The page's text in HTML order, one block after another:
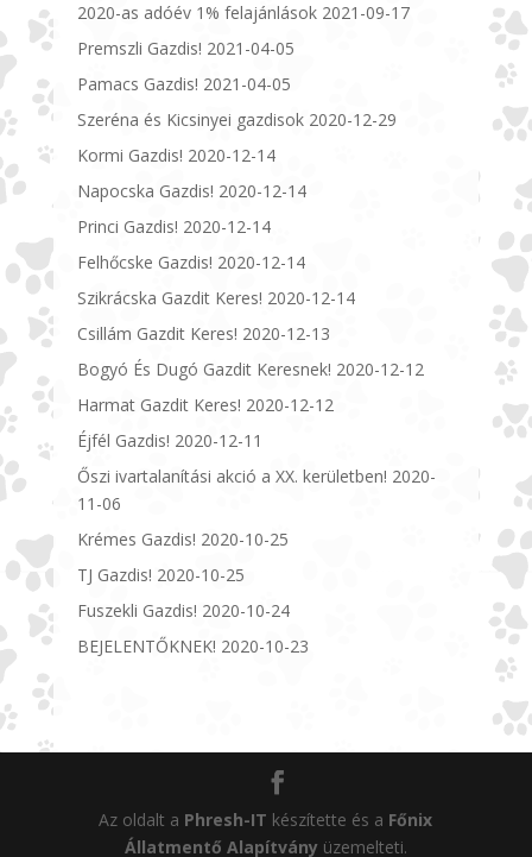
2020-as adóév 1% felajánlások 2021-09-17
Premszli Gazdis! 2021-04-05
Pamacs Gazdis! 2021-04-05
Szeréna és Kicsinyei gazdisok 2020-12-29
Kormi Gazdis! 2020-12-14
Napocska Gazdis! 2020-12-14
Princi Gazdis! 2020-12-14
Felhőcske Gazdis! 2020-12-14
Szikrácska Gazdit Keres! 2020-12-14
Csillám Gazdit Keres! 2020-12-13
Bogyó És Dugó Gazdit Keresnek! 2020-12-12
Harmat Gazdit Keres! 2020-12-12
Éjfél Gazdis! 2020-12-11
Őszi ivartalanítási akció a XX. kerületben! 2020-
11-06
Krémes Gazdis! 2020-10-25
TJ Gazdis! 2020-10-25
Fuszekli Gazdis! 2020-10-24
BEJELENTŐKNEK! 2020-10-23
Az oldalt a Phresh-IT készítette és a Főnix
Állatmentő Alapítvány üzemelteti.